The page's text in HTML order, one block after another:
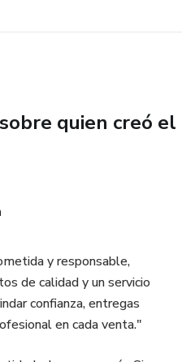
quien creó el
y responsable,
de calidad y un servicio
confianza, entregas
en cada venta."